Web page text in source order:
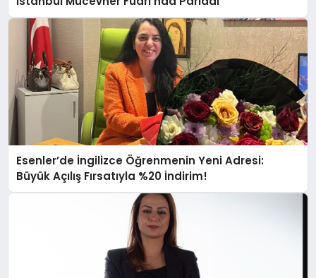
Esenler’de İngilizce Öğrenmenin Yeni Adresi:
Büyük Açılış Fırsatıyla %20 İndirim!